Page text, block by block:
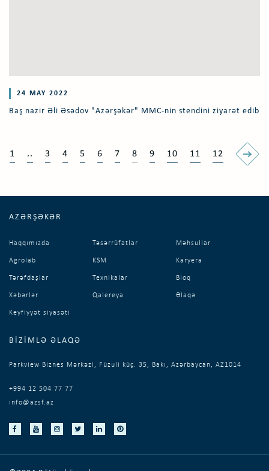
24 MAY 2022
Baş nazir Əli Əsədov "Azərşəkər" MMC-nin stendini ziyarət edib
1 .. 3 4 5 6 7 8 9 10 11 12
AZƏRŞƏKƏR
Haqqımızda Təsərrüfatlar Məhsullar
Agrolab KSM Karyera
Tərəfdaşlar Texnikalar Bloq
Xəbərlər Qalereya Əlaqə
Keyfiyyət siyasəti
BIZIMLƏ ƏLAQƏ
Parkview Biznes Mərkəzi, Füzuli küç. 35, Bakı, Azərbaycan, AZ1014
+994 12 504 77 77
info@azsf.az